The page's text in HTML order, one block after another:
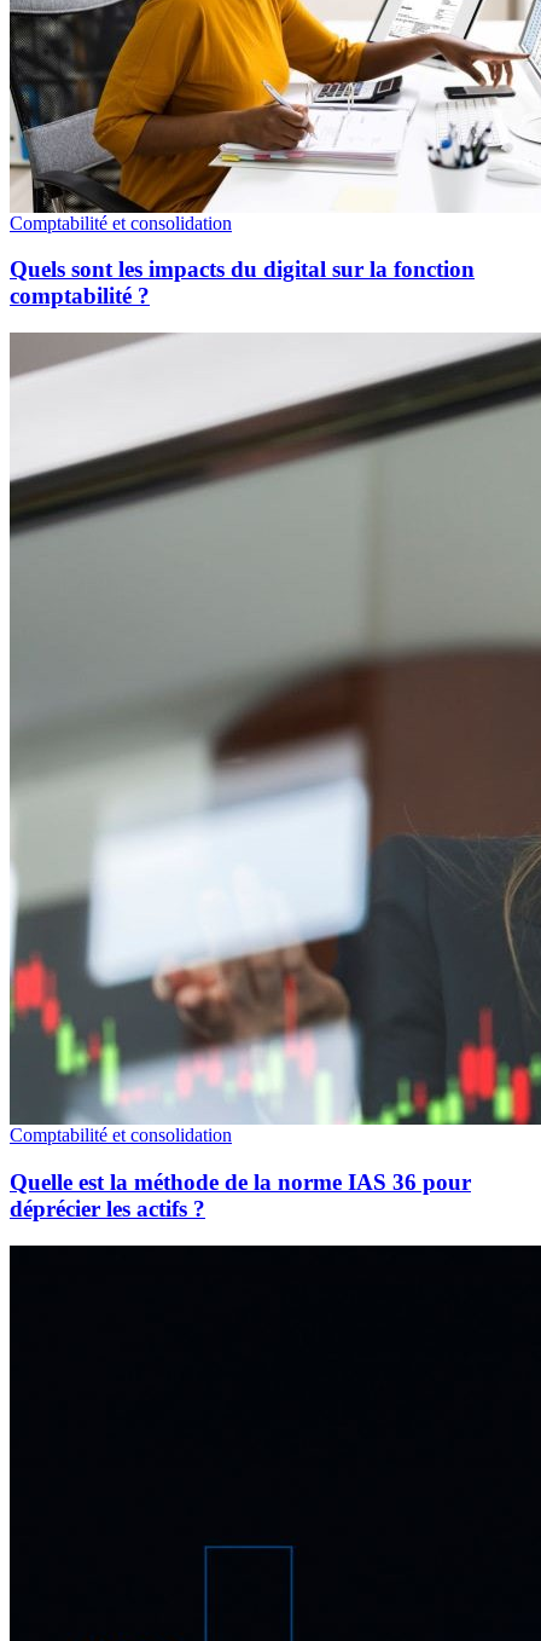
Comptabilité et consolidation
Quels sont les impacts du digital sur la fonction
comptabilité ?
Comptabilité et consolidation
Quelle est la méthode de la norme IAS 36 pour
déprécier les actifs ?